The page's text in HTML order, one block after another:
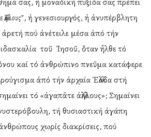
, ἡ γενεσιουργός, ἡ ἀνυπέρβλητη
πού ἀνέτειλε μέσα ἀπό τήν
τοῦ Ἰησοῦ, ὅταν ἦλθε τό
καί τό ἀνθρώπινο πνεῦμα κατάφερε
ἀπό τήν ἀρχαία Ἑλλάδα στή
τό «ἀγαπᾶτε ἀλλήλους»; Σημαίνει
τή θυσιαστική ἀγάπη
χωρίς διακρίσεις, πού